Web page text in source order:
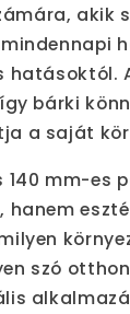
akik
hatásoktól.
bárki
a saját
140 mm-es
hanem
szó